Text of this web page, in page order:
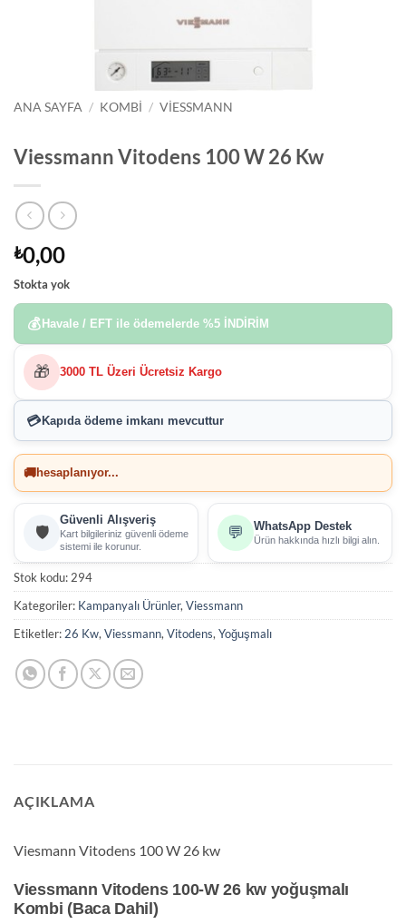
ANA SAYFA / KOMBI / VIESSMANN
Viessmann Vitodens 100 W 26 Kw
₺0,00
Stokta yok
💰 Havale / EFT ile ödemelerde %5 İNDİRİM
🎁 3000 TL Üzeri Ücretsiz Kargo
💳 Kapıda ödeme imkanı mevcuttur
🚚hesaplanıyor...
🛡️
Güvenli Alışveriş
Kart bilgileriniz güvenli ödeme
sistemi ile korunur.
💬 WhatsApp Destek
Ürün hakkında hızlı bilgi alın.
Stok kodu:294
Kategoriler: Kampanyalı Ürünler,Viessmann
Etiketler:26 Kw,Viessmann,Vitodens,Yoğuşmalı
AÇIKLAMA
Viesmann Vitodens 100 W 26 kw
Viessmann Vitodens 100-W 26 kw yoğuşmalı
Kombi (Baca Dahil)